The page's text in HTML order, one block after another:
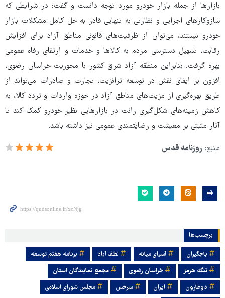
بازارها از جمله بازار خودرو مورد توجه دانست و گفت: در شرایطی که
سازوکارهای اجرایی و نظارتی به تنهایی قادر به حل کامل مشکلات بازار
خودرو نیستند، می‌توان از ظرفیت‌های قانونی مناطق آزاد برای افزایش
رقابت، تسهیل دسترسی مردم به کالاها و خدمات و ارتقای رفاه عمومی
بهره گرفت. بنابراین منطقه آزاد شرق کشور با محوریت خراسان رضوی،
افزون بر ایفای نقش در توسعه ترانزیت، تجارت و صادرات می‌تواند از
طریق بهره‌گیری از مزیت‌های مناطق آزاد در حوزه واردات و تردد کالا، به
کاهش زمینه‌های شکل‌گیری رانت در بازارهایی نظیر خودرو کمک کند تا
آثار مثبتی بر معیشت و رضایتمندی عمومی نیز داشته باشد.
منبع: روزنامه قدس
برچسب‌ها
باجگیران آسیای میانه لطف آباد
برنامه هفتم توسعه
تنگه هرمز
خراسان رضوی
مجمع نمایندگان استان
دوغارون
ایران سرخس
مجلس شورای اسلامی